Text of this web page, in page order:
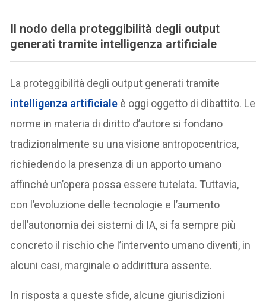
Il nodo della proteggibilità degli output
generati tramite intelligenza artificiale
La proteggibilità degli output generati tramite
intelligenza artificiale è oggi oggetto di dibattito. Le
norme in materia di diritto d’autore si fondano
tradizionalmente su una visione antropocentrica,
richiedendo la presenza di un apporto umano
affinché un’opera possa essere tutelata. Tuttavia,
con l’evoluzione delle tecnologie e l’aumento
dell’autonomia dei sistemi di IA, si fa sempre più
concreto il rischio che l’intervento umano diventi, in
alcuni casi, marginale o addirittura assente.
In risposta a queste sfide, alcune giurisdizioni